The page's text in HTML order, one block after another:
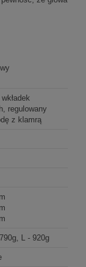
regulowany
z klamrą
L - 920g